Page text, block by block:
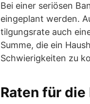
Bei einer seriösen
eingeplant werden.
tilgungsrate auch
Summe, die ein
Schwierigkeiten zu
Raten für